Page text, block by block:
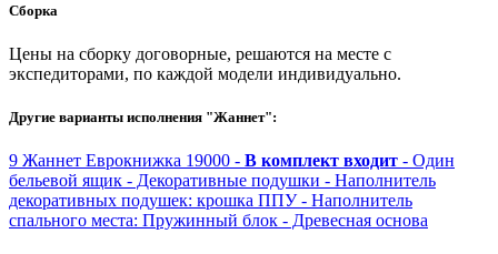
Сборка
Цены на сборку договорные, решаются на месте с
экспедиторами, по каждой модели индивидуально.
Другие варианты исполнения "Жаннет":
9 Жаннет Еврокнижка 19000 - В комплект входит - Один
бельевой ящик - Декоративные подушки - Наполнитель
декоративных подушек: крошка ППУ - Наполнитель
спального места: Пружинный блок - Древесная основа